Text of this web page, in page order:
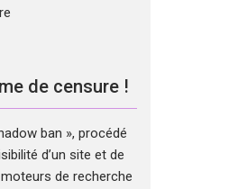
de censure !
ban », procédé
d’un site et de
de recherche